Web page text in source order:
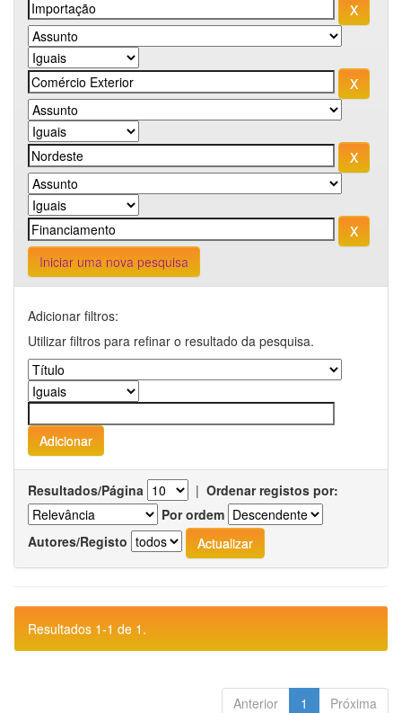
Iniciar uma nova pesquisa
Adicionar filtros:
Utilizar filtros para refinar o resultado da pesquisa.
Resultados/Página | Ordenar registos por:
Por ordem
Autores/Registo
Resultados 1-1 de 1.
Anterior 1 Próxima